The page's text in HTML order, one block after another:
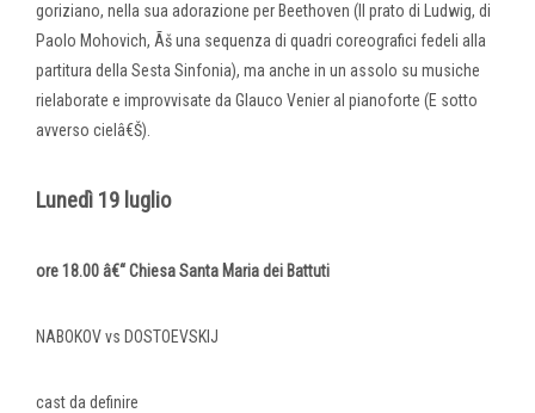
goriziano, nella sua adorazione per Beethoven (Il prato di Ludwig, di
Paolo Mohovich, Ãš una sequenza di quadri coreografici fedeli alla
partitura della Sesta Sinfonia), ma anche in un assolo su musiche
rielaborate e improvvisate da Glauco Venier al pianoforte (E sotto
avverso cielâ€Š).
Lunedì 19 luglio
ore 18.00 â€“ Chiesa Santa Maria dei Battuti
NABOKOV vs DOSTOEVSKIJ
cast da definire